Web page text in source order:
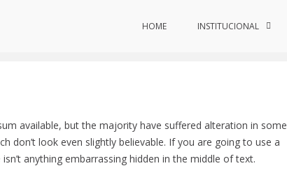
HOME INSTITUCIONAL
available, but the majority have suffered alteration in some
don’t look even slightly believable. If you are going to use a
anything embarrassing hidden in the middle of text.